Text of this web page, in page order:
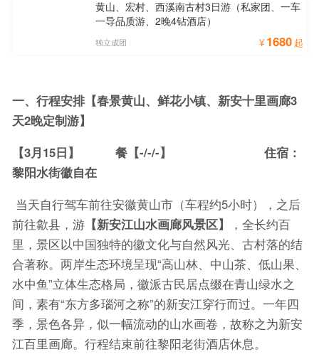
黄山、宏村、西溪南古村3日游（私家团、一车
一导品质游、2晚4钻酒店）
¥ 1680 起
独立成团
一、 行程安排【春景黄山、鲜花小镇、新安十里画廊3
天2晚定制游】
【3月15日】 餐【-/-/-】 住宿：
黎阳水街徽自在
当天自行驾车前往安徽黄山市（车程约5小时），之后
前往歙县，游【新安江山水画廊风景区】
，全长约百
里，景区以中国独特的徽文化与自然风光、古村落的结
合著称。两岸生态环境呈现“高山林、中山茶、低山果、
水中鱼”立体生态格局，徽派古民居点缀在青山绿水之
间，素有“东方多瑙河之称”的新安江穿行而过。一年四
季，景色各异，似一幅流动的山水画卷，故称之为新安
江百里画廊。行程结束前往黎阳老街酒店休息。